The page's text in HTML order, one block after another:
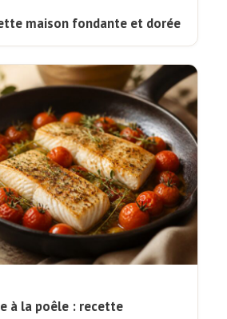
maison fondante et dorée
à la poêle : recette